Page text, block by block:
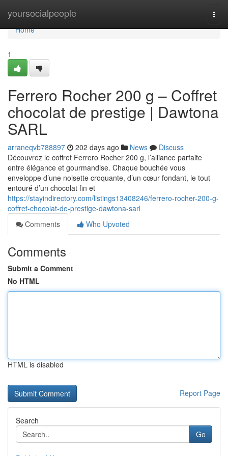
yoursocialpeople
Home
Home
1
Ferrero Rocher 200 g – Coffret
chocolat de prestige | Dawtona
SARL
arraneqvb788897 202 days ago News
Discuss
Découvrez le coffret Ferrero Rocher 200 g, l’alliance parfaite
entre élégance et gourmandise. Chaque bouchée vous
enveloppe d’une noisette croquante, d’un cœur fondant, le tout
entouré d’un chocolat fin et
https://stayindirectory.com/listings13408246/ferrero-rocher-200-g-
coffret-chocolat-de-prestige-dawtona-sarl
Comments
Who Upvoted
Comments
Submit a Comment
No HTML
HTML is disabled
Report Page
Search
Go